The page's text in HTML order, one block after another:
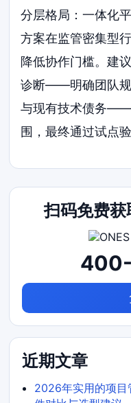
分层格局：一体化
方案在监管密集型
降低协作门槛。建
诊断——明确团队规
与现有技术债务——
围，最终通过试点
扫码免费
近期文章
2026年实用的项目